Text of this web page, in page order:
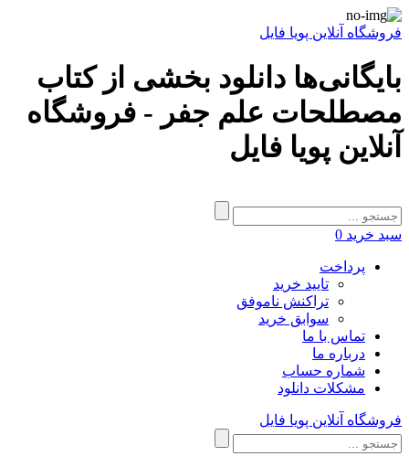
فروشگاه آنلاین پویا فایل
بایگانی‌ها دانلود بخشی از کتاب
مصطلحات علم جفر - فروشگاه
آنلاین پویا فایل
سبد خرید 0
پرداخت
تایید خرید
تراکنش ناموفق
سوابق خرید
تماس با ما
درباره ما
شماره حساب
مشکلات دانلود
فروشگاه آنلاین پویا فایل